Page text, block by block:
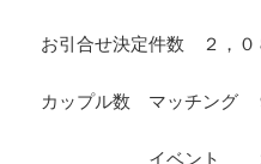
お引合せ決定件数 ２，０
カップル数 マッチング
イベント